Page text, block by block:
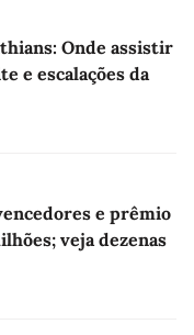
Onde assistir
e escalações da
e prêmio
veja dezenas